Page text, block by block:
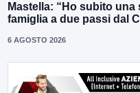
Mastella: “Ho subito
famiglia a due passi dal
6 AGOSTO 2026